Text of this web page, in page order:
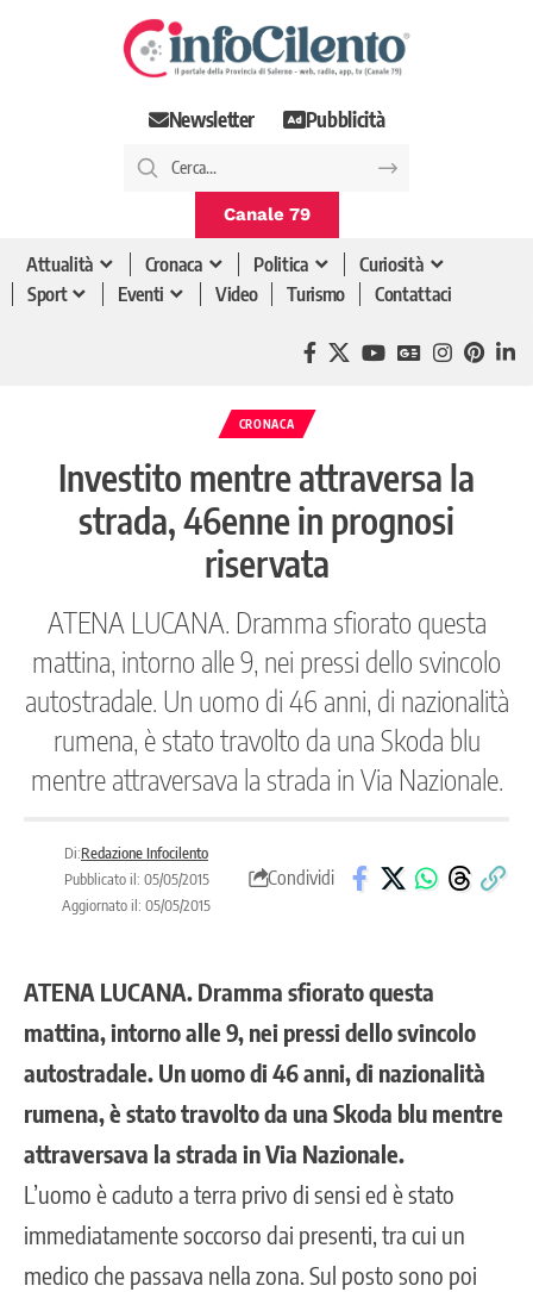
Newsletter Pubblicità
Canale 79
Attualità Cronaca Politica
Curiosità
Sport
Eventi Video Turismo Contattaci
CRONACA
Investito mentre attraversa la
strada, 46enne in prognosi
riservata
ATENA LUCANA. Dramma sfiorato questa
mattina, intorno alle 9, nei pressi dello svincolo
autostradale. Un uomo di 46 anni, di nazionalità
rumena, è stato travolto da una Skoda blu
mentre attraversava la strada in Via Nazionale.
Di:Redazione Infocilento
Pubblicato il: 05/05/2015
Aggiornato il: 05/05/2015
Condividi
ATENA LUCANA. Dramma sfiorato questa
mattina, intorno alle 9, nei pressi dello svincolo
autostradale. Un uomo di 46 anni, di nazionalità
rumena, è stato travolto da una Skoda blu mentre
attraversava la strada in Via Nazionale.
L’uomo è caduto a terra privo di sensi ed è stato
immediatamente soccorso dai presenti, tra cui un
medico che passava nella zona. Sul posto sono poi